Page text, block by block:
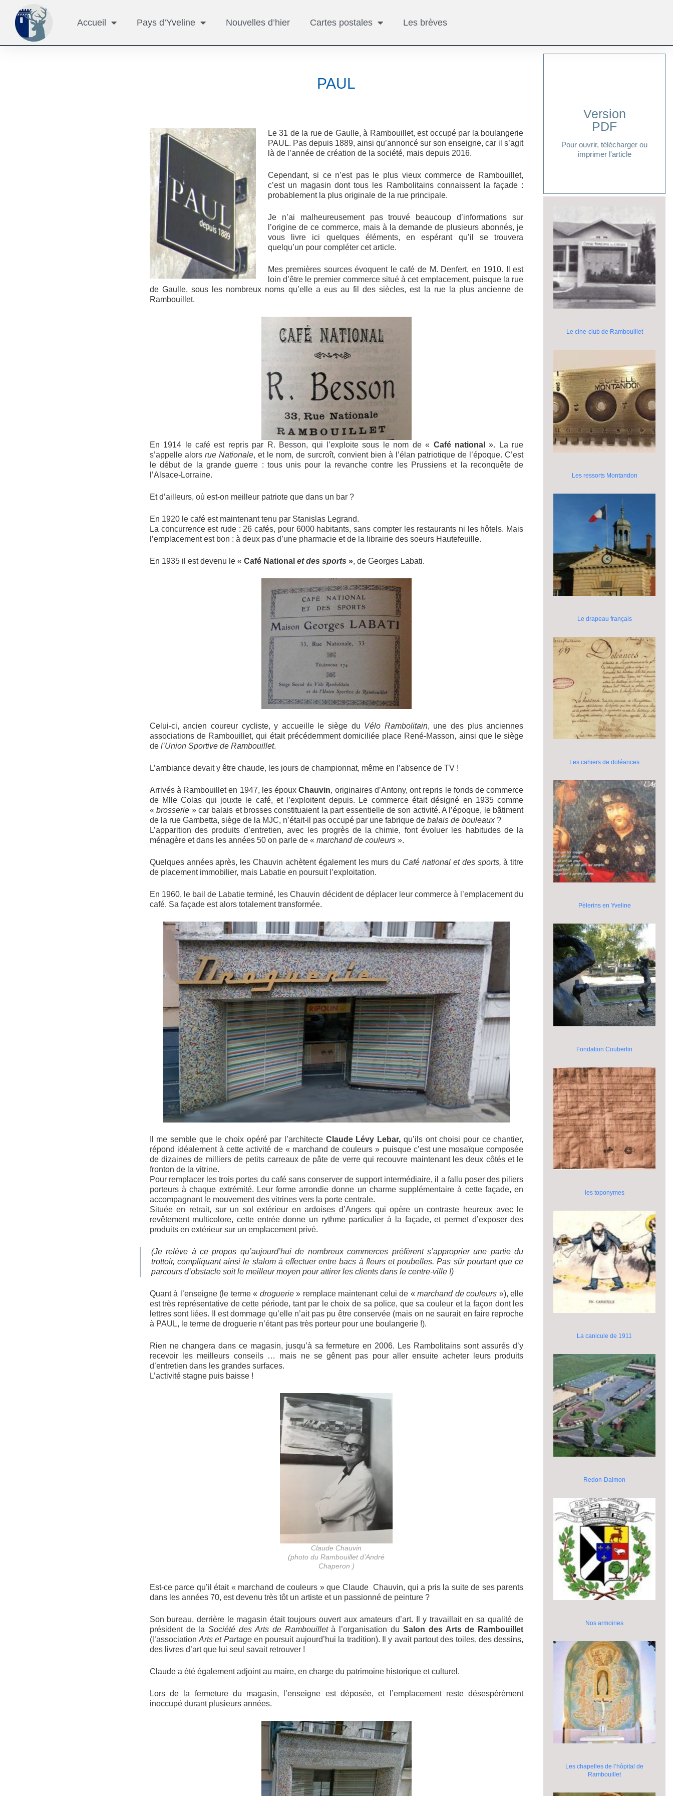
Accueil Pays d’Yveline Nouvelles d’hier Cartes postales Les brèves
PAUL
Le 31 de la rue de Gaulle, à Rambouillet, est occupé par la boulangerie
PAUL. Pas depuis 1889, ainsi qu’annoncé sur son enseigne, car il s’agit
là de l’année de création de la société, mais depuis 2016.
Cependant, si ce n’est pas le plus vieux commerce de Rambouillet,
c’est un magasin dont tous les Rambolitains connaissent la façade :
probablement la plus originale de la rue principale.
Je n’ai malheureusement pas trouvé beaucoup d’informations sur
l’origine de ce commerce, mais à la demande de plusieurs abonnés, je
vous livre ici quelques éléments, en espérant qu’il se trouvera
quelqu’un pour compléter cet article.
Mes premières sources évoquent le café de M. Denfert, en 1910. Il est
loin d’être le premier commerce situé à cet emplacement, puisque la rue
de Gaulle, sous les nombreux noms qu’elle a eus au fil des siècles, est la rue la plus ancienne de
Rambouillet.
En 1914 le café est repris par R. Besson, qui l’exploite sous le nom de « Café national». La rue
s’appelle alors rue Nationale, et le nom, de surcroît, convient bien à l’élan patriotique de l’époque. C’est
le début de la grande guerre : tous unis pour la revanche contre les Prussiens et la reconquête de
l’Alsace-Lorraine.
Et d’ailleurs, où est-on meilleur patriote que dans un bar ?
En 1920 le café est maintenant tenu par Stanislas Legrand.
La concurrence est rude : 26 cafés, pour 6000 habitants, sans compter les restaurants ni les hôtels. Mais
l’emplacement est bon : à deux pas d’une pharmacie et de la librairie des soeurs Hautefeuille.
En 1935 il est devenu le « Café National et des sports », de Georges Labati.
Celui-ci, ancien coureur cycliste, y accueille le siège du Vélo Rambolitain, une des plus anciennes
associations de Rambouillet, qui était précédemment domiciliée place René-Masson, ainsi que le siège
de l’Union Sportive de Rambouillet.
L’ambiance devait y être chaude, les jours de championnat, même en l’absence de TV !
Arrivés à Rambouillet en 1947, les épouxChauvin, originaires d’Antony, ont repris le fonds de commerce
de Mlle Colas qui jouxte le café, et l’exploitent depuis. Le commerce était désigné en 1935 comme
«brosserie » car balais et brosses constituaient la part essentielle de son activité. A l’époque, le bâtiment
de la rue Gambetta, siège de la MJC, n’était-il pas occupé par une fabrique de balais de bouleaux?
L’apparition des produits d’entretien, avec les progrès de la chimie, font évoluer les habitudes de la
ménagère et dans les années 50 on parle de « marchand de couleurs ».
Quelques années après, les Chauvin achètent également les murs du Café national et des sports,à titre
de placement immobilier, mais Labatie en poursuit l’exploitation.
En 1960, le bail de Labatie terminé, les Chauvin décident de déplacer leur commerce à l’emplacement du
café. Sa façade est alors totalement transformée.
Il me semble que le choix opéré par l’architecte Claude Lévy Lebar, qu’ils ont choisi pour ce chantier,
répond idéalement à cette activité de « marchand de couleurs » puisque c’est une mosaïque composée
de dizaines de milliers de petits carreaux de pâte de verre qui recouvre maintenant les deux côtés et le
fronton de la vitrine.
Pour remplacer les trois portes du café sans conserver de support intermédiaire, il a fallu poser des piliers
porteurs à chaque extrémité. Leur forme arrondie donne un charme supplémentaire à cette façade, en
accompagnant le mouvement des vitrines vers la porte centrale.
Située en retrait, sur un sol extérieur en ardoises d’Angers qui opère un contraste heureux avec le
revêtement multicolore, cette entrée donne un rythme particulier à la façade, et permet d’exposer des
produits en extérieur sur un emplacement privé.
(Je relève à ce propos qu’aujourd’hui de nombreux commerces préfèrent s’approprier une partie du
trottoir, compliquant ainsi le slalom à effectuer entre bacs à fleurs et poubelles. Pas sûr pourtant que ce
parcours d’obstacle soit le meilleur moyen pour attirer les clients dans le centre-ville !)
Quant à l’enseigne (le terme « droguerie» remplace maintenant celui de «marchand de couleurs »), elle
est très représentative de cette période, tant par le choix de sa police, que sa couleur et la façon dont les
lettres sont liées. Il est dommage qu’elle n’ait pas pu être conservée (mais on ne saurait en faire reproche
à PAUL, le terme de droguerie n’étant pas très porteur pour une boulangerie !).
Rien ne changera dans ce magasin, jusqu’à sa fermeture en 2006. Les Rambolitains sont assurés d’y
recevoir les meilleurs conseils … mais ne se gênent pas pour aller ensuite acheter leurs produits
d’entretien dans les grandes surfaces.
L’activité stagne puis baisse !
Claude Chauvin
(photo du Rambouillet d’André
Chaperon )
Est-ce parce qu’il était « marchand de couleurs » que Claude Chauvin, qui a pris la suite de ses parents
dans les années 70, est devenu très tôt un artiste et un passionné de peinture ?
Son bureau, derrière le magasin était toujours ouvert aux amateurs d’art. Il y travaillait en sa qualité de
président de laSociété des Arts de Rambouilletà l’organisation du Salon des Arts de Rambouillet
(l’associationArts et Partageen poursuit aujourd’hui la tradition). Il y avait partout des toiles, des dessins,
des livres d’art que lui seul savait retrouver !
Claude a été également adjoint au maire, en charge du patrimoine historique et culturel.
Lors de la fermeture du magasin, l’enseigne est déposée, et l’emplacement reste désespérément
inoccupé durant plusieurs années.
Version
PDF
Pour ouvrir, télécharger ou
imprimer l'article
Cliquer ici
Le cine-club de Rambouillet
Les ressorts Montandon
Le drapeau français
Les cahiers de doléances
Pèlerins en Yveline
Fondation Coubertin
les toponymes
La canicule de 1911
Redon-Dalmon
Nos armoiries
Les chapelles de l’hôpital de
Rambouillet